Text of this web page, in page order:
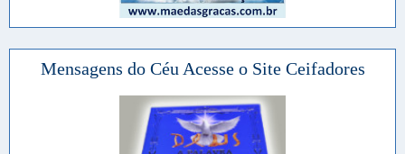
Mensagens do Céu Acesse o Site Ceifadores